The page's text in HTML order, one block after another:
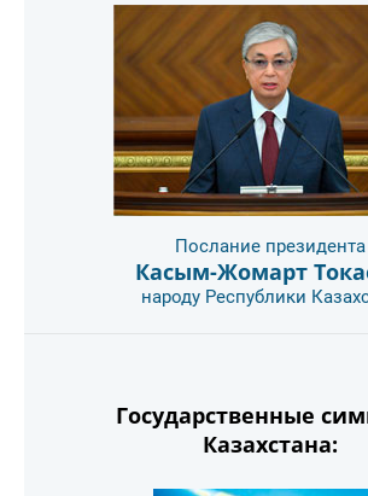
Послание президента
Касым-Жомарт
народу Республики
Государственные
Казахстана: